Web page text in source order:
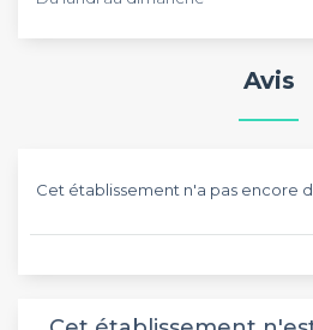
Avis
Cet établissement n'a pas encore